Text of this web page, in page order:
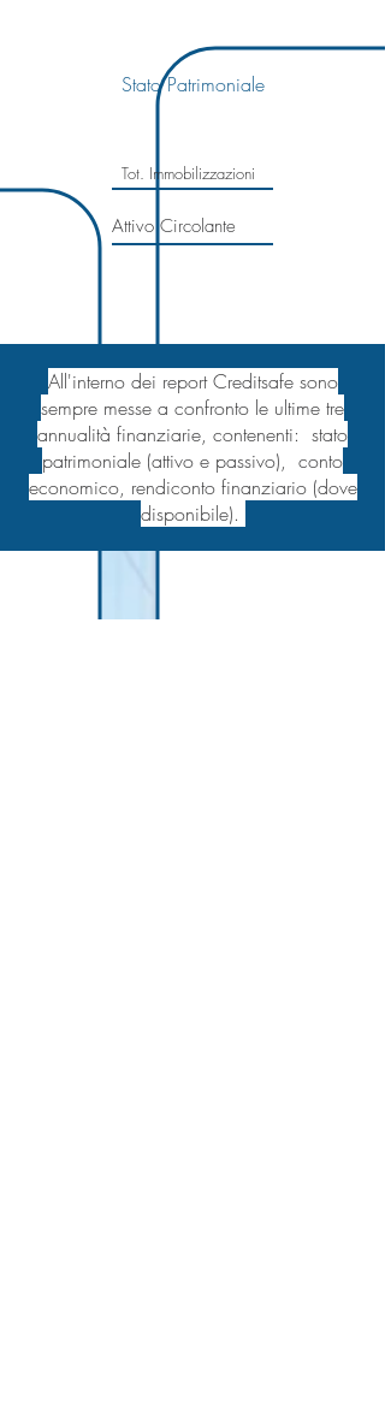
Stato Patrimoniale
Tot. Immobilizzazioni
Attivo Circolante
All'interno dei report Creditsafe sono
sempre messe a confronto le ultime tre
annualità finanziarie, contenenti: stato
patrimoniale (attivo e passivo), conto
economico, rendiconto finanziario (dove
disponibile).